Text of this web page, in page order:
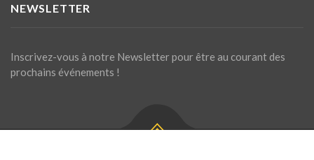
NEWSLETTER
Inscrivez-vous à notre Newsletter pour être au courant des
prochains événements !